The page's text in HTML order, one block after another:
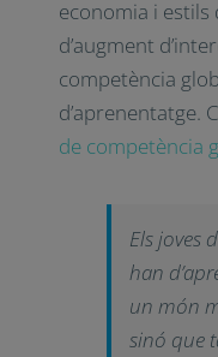
economia i estils
d’augment
competència
d’aprenentatge.
de competència
Els joves
han
un món
sinó que